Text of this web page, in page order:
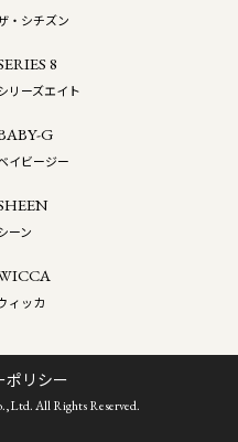
・シチズン
8
リーズエイト
G
イビージー
ーン
ィッカ
ポリシー
All Rights Reserved.